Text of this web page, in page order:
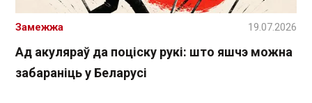
Ад акуляраў да поціску рукі: што яшчэ можна
забараніць у Беларусі
Замежжа 19.07.2026